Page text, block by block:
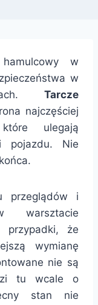
hamulcowy w
w
Tarcze
najczęściej
ulegają
pojazdu. Nie
przeglądów i
warsztacie
przypadki, że
wymianę
nie są
tu wcale o
stan nie